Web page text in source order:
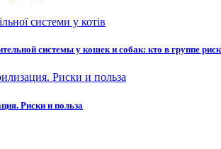
системы у кошек и собак: кто в группе
Риски и польза